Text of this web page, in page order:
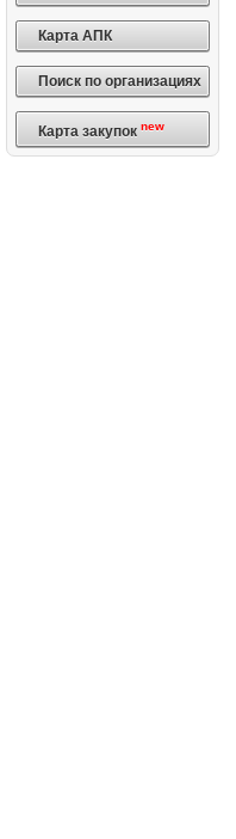
Карта АПК
Поиск по организациях
Карта закупок new